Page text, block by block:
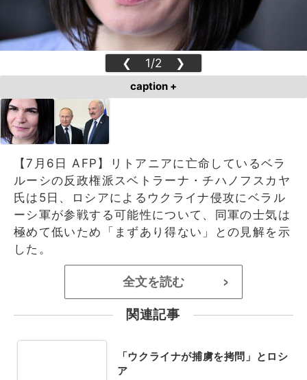
❮ 1/2 ❯
caption +
【7月6日 AFP】リトアニアに亡命しているベラ
ルーシの反政権派スベトラーナ・チハノフスカヤ
氏は5日、ロシアによるウクライナ侵攻にベラル
ーシ軍が参戦する可能性について、同軍の士気は
極めて低いため「まずあり得ない」との見解を示
した。
全文を読む >
関連記事
「ウクライナが捕虜を拷問」とロシ
ア